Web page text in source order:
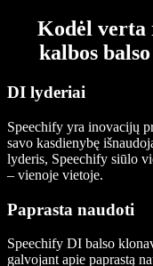
Kodėl verta
kalbos
DI lyderiai
Speechify yra inovacijų
savo kasdienybę
lyderis, Speechify siūlo
– vienoje vietoje.
Paprasta naudoti
Speechify DI balso
galvojant apie paprastą